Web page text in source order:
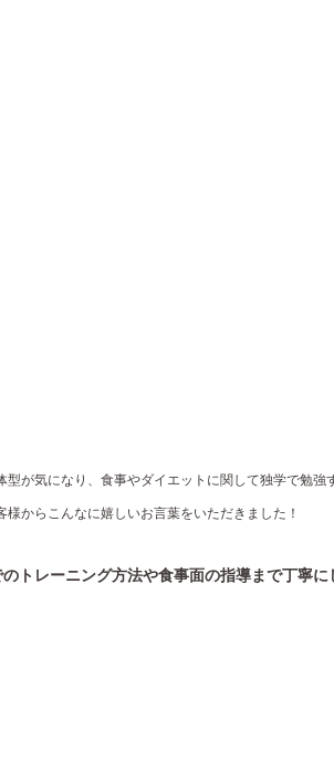
型が気になり、食事やダイエットに関して独学で勉
様からこんなに嬉しいお言葉をいただきました！
のトレーニング方法や食事面の指導まで丁寧